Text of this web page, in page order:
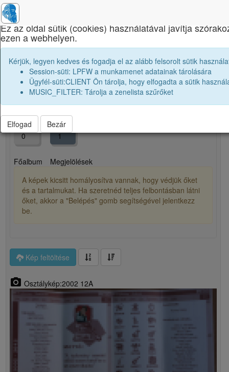
Brassai Sámuel Líceum
E. Péter
person
0
Főalbum
1
Megjelölések
A képek kicsitt homályosítva vannak, hogy védjük őket
és a tartalmukat. Ha szeretnéd teljes felbontásban látni
őket, akkor a "Belépés" gomb segítségével jelentkezz
be.
Kép feltöltése
photo_camera Osztálykép:2002 12A
×
Ez az oldal sütik (cookies) használatával javítja
ezen a webhelyen.
Kérjük, legyen kedves és fogadja el az alább felsorolt sütik
Session-süti: LPFW a munkamenet adatainak tárolására
Ügyfél-süti:CLIENT Ön tárolja, hogy elfogadta a sütik
MUSIC_FILTER: Tárolja a zenelista szűrőket
Elfogad Bezár